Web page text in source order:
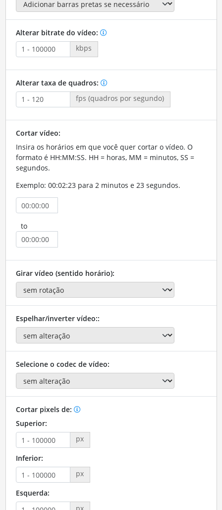
Alterar bitrate do vídeo:
kbps
Alterar taxa de quadros:
fps (quadros por segundo)
Cortar vídeo:
Insira os horários em que você quer cortar o vídeo. O
formato é HH:MM:SS. HH = horas, MM = minutos, SS =
segundos.
Exemplo: 00:02:23 para 2 minutos e 23 segundos.
to
Girar vídeo (sentido horário):
Espelhar/inverter vídeo::
Selecione o codec de vídeo:
Cortar pixels de:
Superior:
px
Inferior:
px
Esquerda: